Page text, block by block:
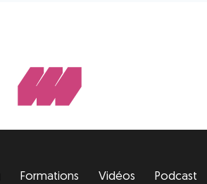
Formations Vidéos
Podcast